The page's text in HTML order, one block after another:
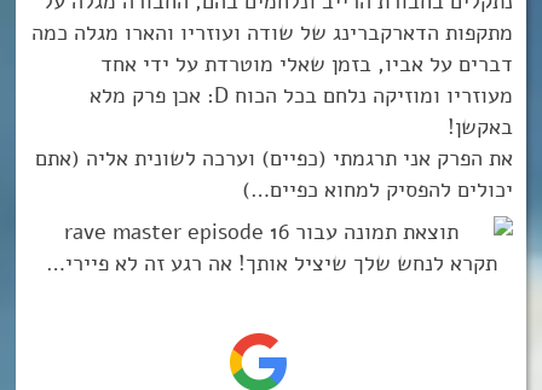
מתקפות הדארקברינג של שודה ועוזריו והארו מגלה כמה
דברים על אביו, בזמן שאלי מוטרדת על ידי אחד
מעוזריו ומוזיקה נלחם בכל הכוח D: אכן פרק מלא
באקשן!
את הפרק אני תרגמתי (כפיים) וערכה לשונית אליה (אתם
יכולים להפסיק למחוא כפיים…)
תקרא לנחש שלך שיציל אותך! אה רגע זה לא פיירי…